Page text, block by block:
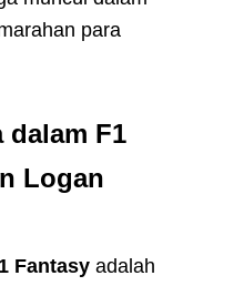
para
dalam F1
Logan
Fantasy adalah